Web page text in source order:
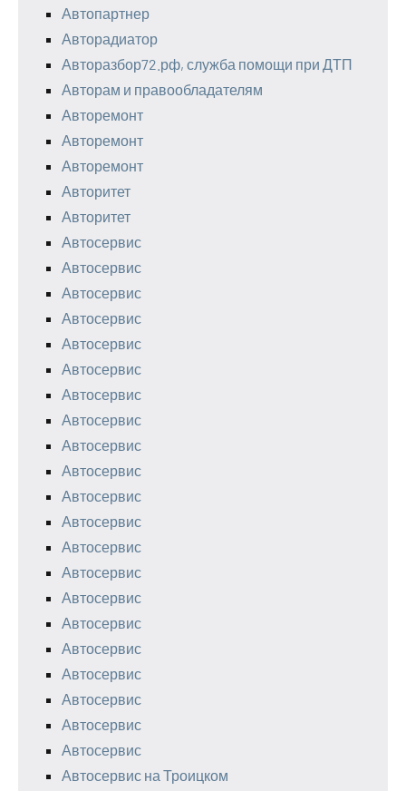
Автопартнер
Авторадиатор
Авторазбор72.рф, служба помощи при ДТП
Авторам и правообладателям
Авторемонт
Авторемонт
Авторемонт
Авторитет
Авторитет
Автосервис
Автосервис
Автосервис
Автосервис
Автосервис
Автосервис
Автосервис
Автосервис
Автосервис
Автосервис
Автосервис
Автосервис
Автосервис
Автосервис
Автосервис
Автосервис
Автосервис
Автосервис
Автосервис
Автосервис
Автосервис
Автосервис на Троицком